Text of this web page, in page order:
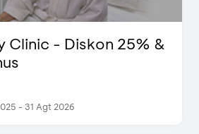
Clinic - Diskon 25% &
- 31 Agt 2026